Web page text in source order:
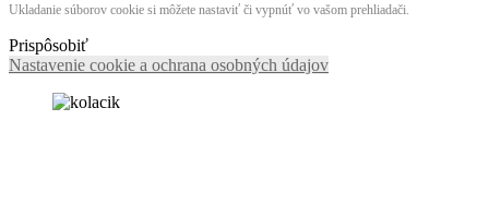
Ukladanie súborov cookie si môžete nastaviť či vypnúť vo vašom prehliadači.
Prispôsobiť
Nastavenie cookie a ochrana osobných údajov